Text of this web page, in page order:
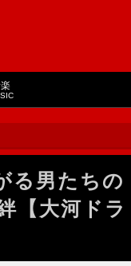
る男たちの
【大河ドラ